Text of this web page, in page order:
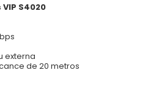
S4020
externa
de 20 metros